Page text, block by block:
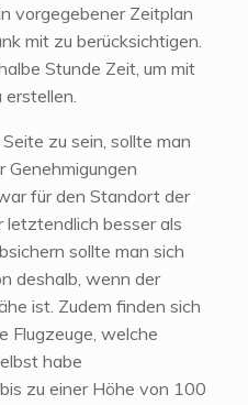
vorgegebener Zeitplan
mit zu berücksichtigen.
Stunde Zeit, um mit
zu sein, sollte man
für den Standort der
letztendlich besser als
sollte man sich
deshalb, wenn der
ist. Zudem finden sich
Flugzeuge, welche
habe
zu einer Höhe von 100